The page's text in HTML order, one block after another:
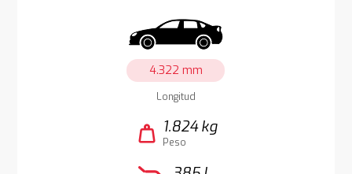
4.322 mm
Longitud
weight 1.824 kg
Peso